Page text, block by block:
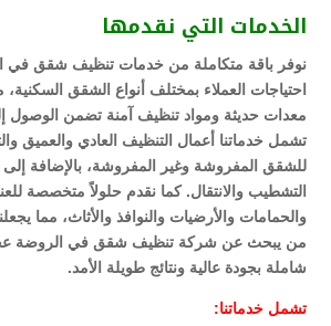
الخدمات التي نقدمها
نوفر باقة متكاملة من خدمات تنظيف شقق في
احتياجات العملاء بمختلف أنواع الشقق السكنية،
معدات حديثة ومواد تنظيف آمنة تضمن الوصول
تشمل خدماتنا أعمال التنظيف العادي والعميق
للشقق المفروشة وغير المفروشة، بالإضافة
التشطيب والانتقال. كما نقدم حلولاً متخصصة
والحمامات والأرضيات والنوافذ والأثاث، مما
من يبحث عن شركة تنظيف شقق في الروضة
شاملة بجودة عالية ونتائج طويلة الأمد.
تشمل خدماتنا: